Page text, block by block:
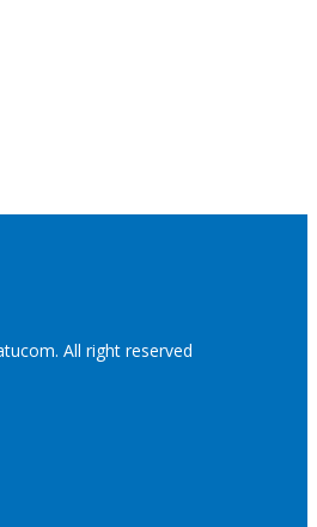
All right reserved